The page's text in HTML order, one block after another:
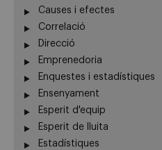
Causes i efectes
Correlació
Direcció
Emprenedoria
Enquestes i estadístiques
Ensenyament
Esperit d'equip
Esperit de lluita
Estadístiques